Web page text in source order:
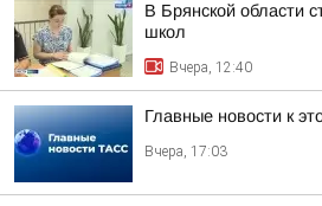
В Брянской области
школ
Вчера, 12:40
Главные новости к
Вчера, 17:03